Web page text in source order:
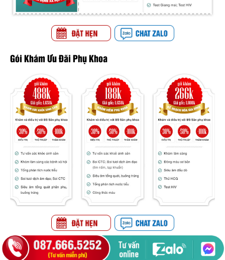
Gói Khám Ưu Đãi Phụ Khoa
Gói Khám Sức Khỏe Sinh Sản Nữ